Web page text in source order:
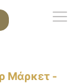
Μάρκετ -